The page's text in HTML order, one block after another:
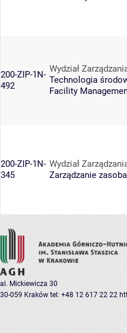
200-ZIP-1N-
492
Wydział
Technologia
Facility
200-ZIP-1N-
345
Wydział
Zarządzanie
al. Mickiewicza 30
30-059 Kraków tel: +48 12 617 22 22